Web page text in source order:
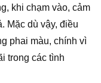
khi chạm vào, cảm
Mặc dù vậy, điều
phai màu, chính vì
trong các tình